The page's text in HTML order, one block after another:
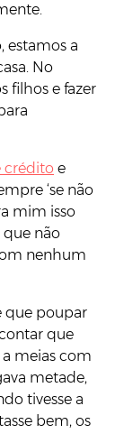
estamos a
No
filhos e fazer
crédito e
‘se não
mim isso
que não
nenhum
que poupar
que
meias com
metade,
tivesse a
bem, os